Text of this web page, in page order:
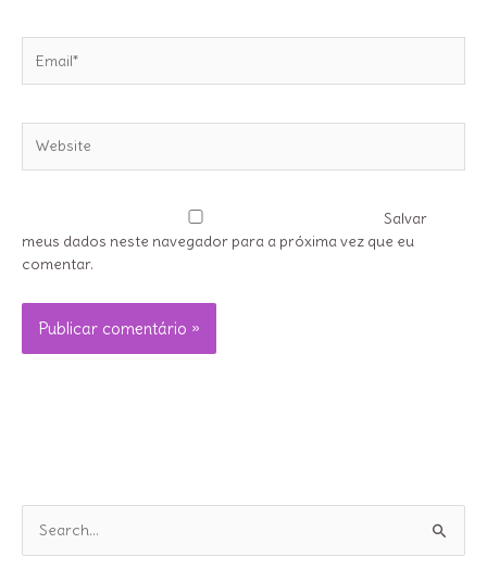
Salvar
meus dados neste navegador para a próxima vez que eu
comentar.